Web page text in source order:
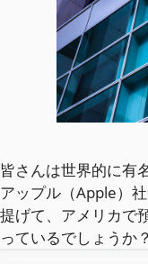
皆さんは世界的に有
アップル（Apple）
提げて、アメリカで
っているでしょうか